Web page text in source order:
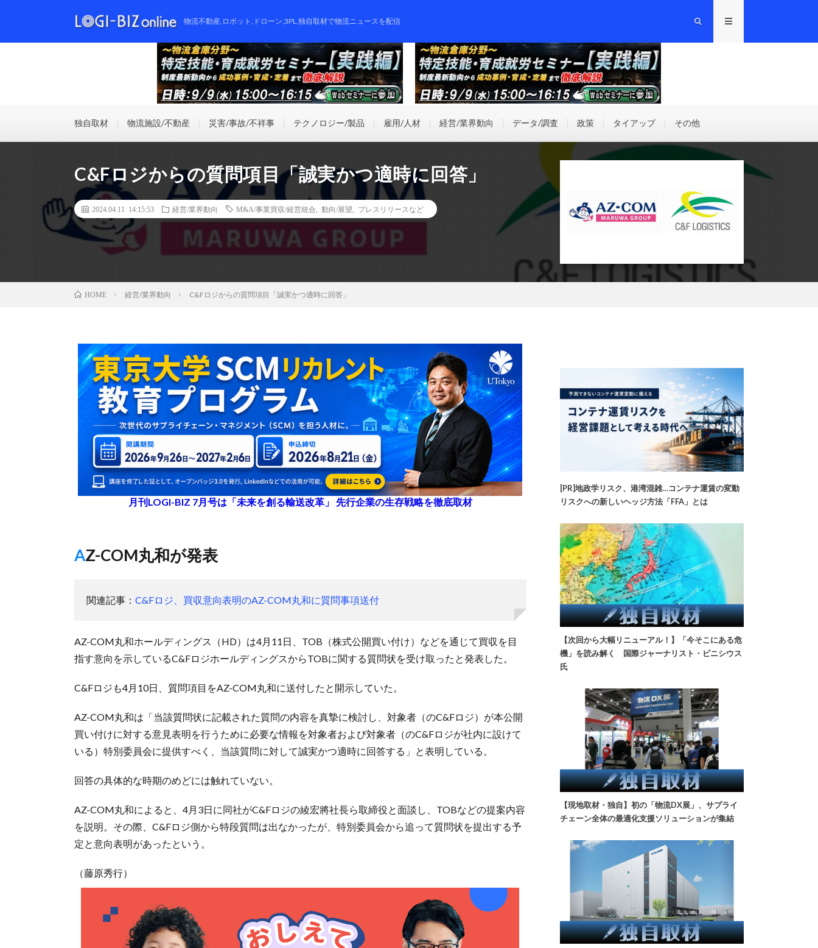
物流不動産,ロボット,ドローン,3PL,独自取材で物流ニュースを配信
独自取材 物流施設/不動産 災害/事故/不祥事 テクノロジー/製品 雇用/人材 経営/業界動向 データ/調査 政策 タイアップ その他
C&Fロジからの質問項目「誠実かつ適時に回答」
2024.04.11 14:15:53 経営/業界動向 M&A/事業買収/経営統合 動向/展望 プレスリリースなど
HOME 経営/業界動向 C&Fロジからの質問項目「誠実かつ適時に回答」
月刊LOGI-BIZ 7月号は「未来を創る輸送改革」 先行企業の生存戦略を徹底取材
AZ-COM丸和が発表
関連記事： C&Fロジ、買収意向表明のAZ-COM丸和に質問事項送付
AZ-COM丸和ホールディングス（HD）は4月11日、TOB（株式公開買い付け）などを通じて買収を目
指す意向を示しているC&FロジホールディングスからTOBに関する質問状を受け取ったと発表した。
C&Fロジも4月10日、質問項目をAZ-COM丸和に送付したと開示していた。
AZ-COM丸和は「当該質問状に記載された質問の内容を真摯に検討し、対象者（のC&Fロジ）が本公開
買い付けに対する意見表明を行うために必要な情報を対象者および対象者（のC&Fロジが社内に設けて
いる）特別委員会に提供すべく、当該質問に対して誠実かつ適時に回答する」と表明している。
回答の具体的な時期のめどには触れていない。
AZ-COM丸和によると、4月3日に同社がC&Fロジの綾宏將社長ら取締役と面談し、TOBなどの提案内容
を説明。その際、C&Fロジ側から特段質問は出なかったが、特別委員会から追って質問状を提出する予
定と意向表明があったという。
（藤原秀行）
[PR]地政学リスク、港湾混雑…コンテナ運賃の変動
リスクへの新しいヘッジ方法「FFA」とは
【次回から大幅リニューアル！】「今そこにある危
機」を読み解く 国際ジャーナリスト・ビニシウス
氏
【現地取材・独自】初の「物流DX展」、サプライ
チェーン全体の最適化支援ソリューションが集結